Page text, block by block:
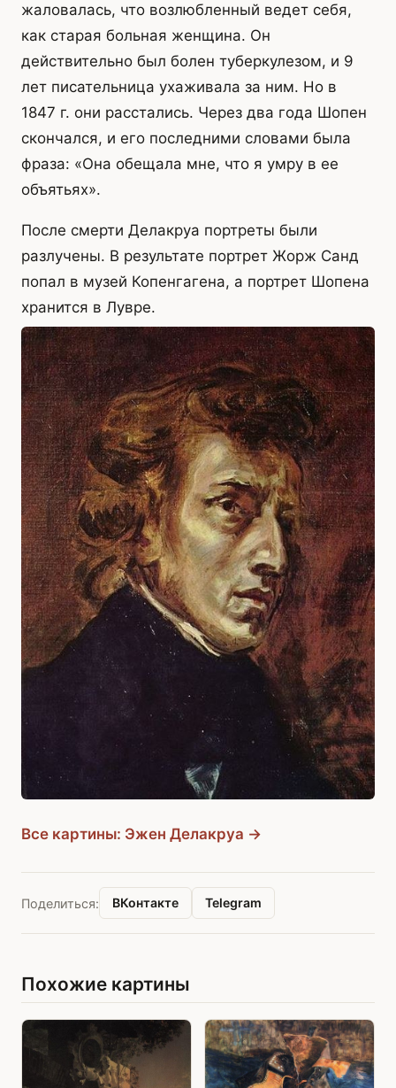
жаловалась, что возлюбленный ведет себя,
как старая больная женщина. Он
действительно был болен туберкулезом, и 9
лет писательница ухаживала за ним. Но в
1847 г. они расстались. Через два года Шопен
скончался, и его последними словами была
фраза: «Она обещала мне, что я умру в ее
объятьях».
После смерти Делакруа портреты были
разлучены. В результате портрет Жорж Санд
попал в музей Копенгагена, а портрет Шопена
хранится в Лувре.
Все картины: Эжен Делакруа →
Поделиться: ВКонтакте Telegram
Похожие картины